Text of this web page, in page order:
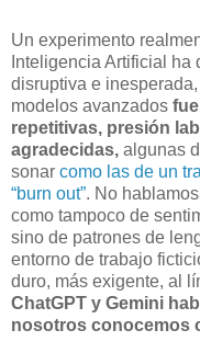
Un experimento
Inteligencia Artificial
disruptiva e
modelos avanzados
repetitivas, presión
agradecidas, algunas
sonar como las de un
“burn out”. No
como tampoco de
sino de patrones de
entorno de trabajo
duro, más exigente, al
ChatGPT y Gemini
nosotros conocemos